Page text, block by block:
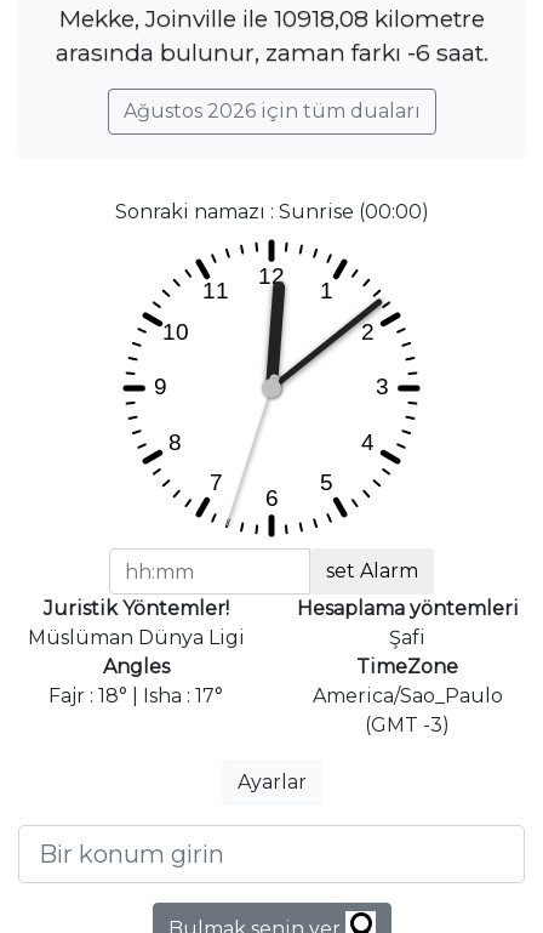
Mekke, Joinville ile 10918,08 kilometre
arasında bulunur, zaman farkı -6 saat.
Ağustos 2026 için tüm duaları
Sonraki namazı : Sunrise (00:00)
set Alarm
Juristik Yöntemler!
Müslüman Dünya Ligi
Hesaplama yöntemleri
Şafi
Angles
Fajr : 18° | Isha : 17°
TimeZone
America/Sao_Paulo
(GMT -3)
Ayarlar